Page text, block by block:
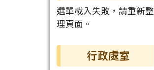
選單載入失敗，請重新整
理頁面。
行政處室